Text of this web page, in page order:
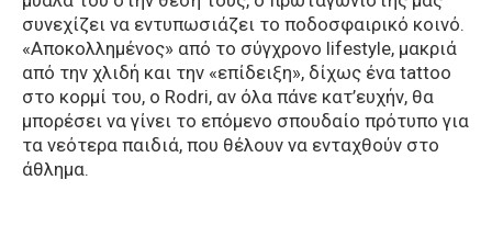
συνεχίζει να εντυπωσιάζει το ποδοσφαιρικό κοινό.
«Αποκολλημένος» από το σύγχρονο lifestyle, μακριά
από την χλιδή και την «επίδειξη», δίχως ένα tattoo
στο κορμί του, ο Rodri, αν όλα πάνε κατ’ευχήν, θα
μπορέσει να γίνει το επόμενο σπουδαίο πρότυπο για
τα νεότερα παιδιά, που θέλουν να ενταχθούν στο
άθλημα.